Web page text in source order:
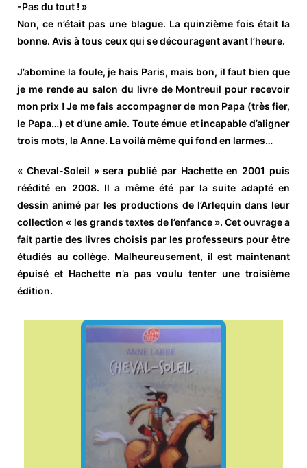
-Pas du tout ! »
Non, ce n’était pas une blague. La quinzième fois était la
bonne. Avis à tous ceux qui se découragent avant l’heure.
J’abomine la foule, je hais Paris, mais bon, il faut bien que
je me rende au salon du livre de Montreuil pour recevoir
mon prix ! Je me fais accompagner de mon Papa (très fier,
le Papa…) et d’une amie. Toute émue et incapable d’aligner
trois mots, la Anne. La voilà même qui fond en larmes…
« Cheval-Soleil »sera publié par Hachette en 2001 puis
réédité en 2008. Il a même été par la suite adapté en
dessin animé par les productions de l’Arlequin dans leur
collection « les grands textes de l’enfance ». Cet ouvrage a
fait partie des livres choisis par les professeurs pour être
étudiés au collège. Malheureusement, il est maintenant
épuisé et Hachette n’a pas voulu tenter une troisième
édition.